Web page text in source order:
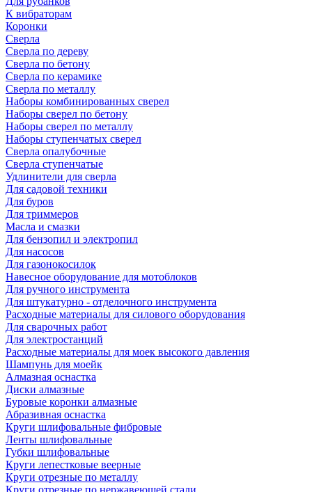
К вибраторам
Коронки
Сверла
Сверла по дереву
Сверла по бетону
Сверла по керамике
Сверла по металлу
Наборы комбинированных сверел
Наборы сверел по бетону
Наборы сверел по металлу
Наборы ступенчатых сверел
Сверла опалубочные
Сверла ступенчатые
Удлинители для сверла
Для садовой техники
Для буров
Для триммеров
Масла и смазки
Для бензопил и электропил
Для насосов
Для газонокосилок
Навесное оборудование для мотоблоков
Для ручного инструмента
Для штукатурно - отделочного инструмента
Расходные материалы для силового оборудования
Для сварочных работ
Для электростанций
Расходные материалы для моек высокого давления
Шампунь для моейк
Алмазная оснастка
Диски алмазные
Буровые коронки алмазные
Абразивная оснастка
Круги шлифовальные фибровые
Ленты шлифовальные
Губки шлифовальные
Круги лепестковые веерные
Круги отрезные по металлу
Круги отрезные по нержавеющей стали